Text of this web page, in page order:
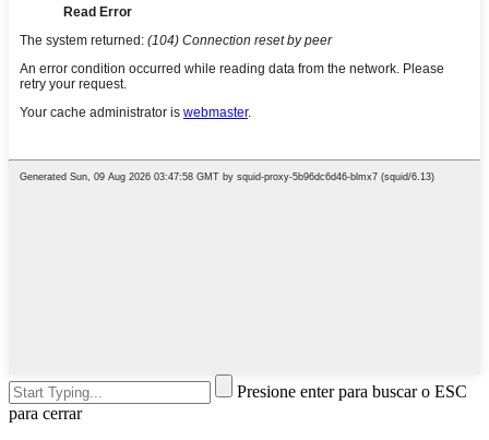
Presione enter para buscar o ESC
para cerrar